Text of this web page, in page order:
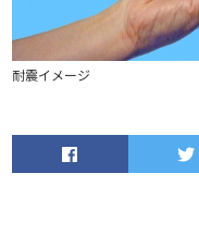
耐震イメージ